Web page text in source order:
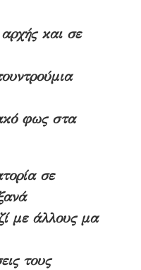
και σε
φως στα
σε
με άλλους μα
τους